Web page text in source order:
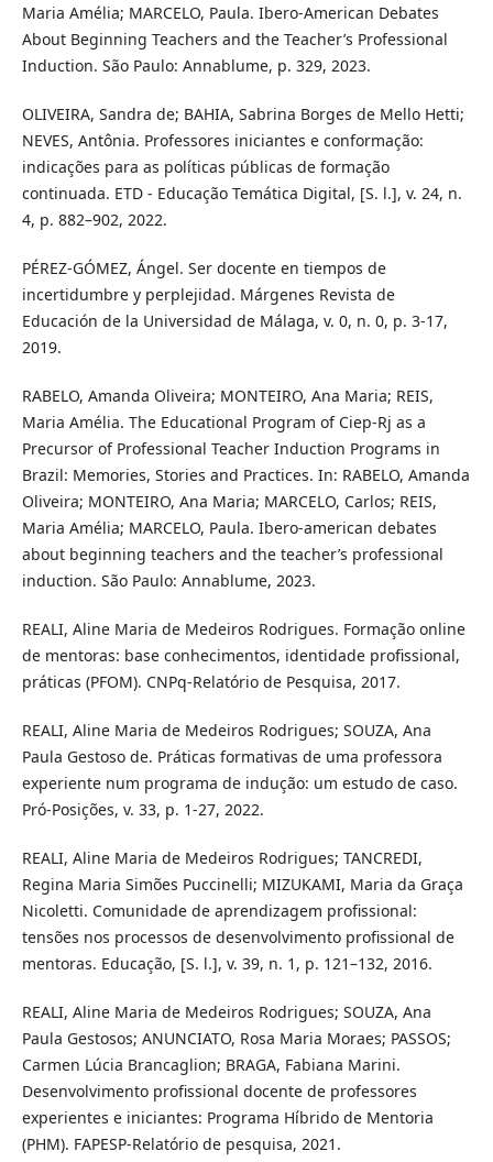
Maria Amélia; MARCELO, Paula. Ibero-American Debates
About Beginning Teachers and the Teacher’s Professional
Induction. São Paulo: Annablume, p. 329, 2023.
OLIVEIRA, Sandra de; BAHIA, Sabrina Borges de Mello Hetti;
NEVES, Antônia. Professores iniciantes e conformação:
indicações para as políticas públicas de formação
continuada. ETD - Educação Temática Digital, [S. l.], v. 24, n.
4, p. 882–902, 2022.
PÉREZ-GÓMEZ, Ángel. Ser docente en tiempos de
incertidumbre y perplejidad. Márgenes Revista de
Educación de la Universidad de Málaga, v. 0, n. 0, p. 3-17,
2019.
RABELO, Amanda Oliveira; MONTEIRO, Ana Maria; REIS,
Maria Amélia. The Educational Program of Ciep-Rj as a
Precursor of Professional Teacher Induction Programs in
Brazil: Memories, Stories and Practices. In: RABELO, Amanda
Oliveira; MONTEIRO, Ana Maria; MARCELO, Carlos; REIS,
Maria Amélia; MARCELO, Paula. Ibero-american debates
about beginning teachers and the teacher’s professional
induction. São Paulo: Annablume, 2023.
REALI, Aline Maria de Medeiros Rodrigues. Formação online
de mentoras: base conhecimentos, identidade profissional,
práticas (PFOM). CNPq-Relatório de Pesquisa, 2017.
REALI, Aline Maria de Medeiros Rodrigues; SOUZA, Ana
Paula Gestoso de. Práticas formativas de uma professora
experiente num programa de indução: um estudo de caso.
Pró-Posições, v. 33, p. 1-27, 2022.
REALI, Aline Maria de Medeiros Rodrigues; TANCREDI,
Regina Maria Simões Puccinelli; MIZUKAMI, Maria da Graça
Nicoletti. Comunidade de aprendizagem profissional:
tensões nos processos de desenvolvimento profissional de
mentoras. Educação, [S. l.], v. 39, n. 1, p. 121–132, 2016.
REALI, Aline Maria de Medeiros Rodrigues; SOUZA, Ana
Paula Gestosos; ANUNCIATO, Rosa Maria Moraes; PASSOS;
Carmen Lúcia Brancaglion; BRAGA, Fabiana Marini.
Desenvolvimento profissional docente de professores
experientes e iniciantes: Programa Híbrido de Mentoria
(PHM). FAPESP-Relatório de pesquisa, 2021.